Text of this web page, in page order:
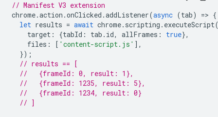
// Manifest V3 extension
chrome.action .onClicked .addListener(async (tab) => {
let results = await chrome. scripting . executeScript
target : {tabId : tab . id, allFrames : true},
files : [ 'content-script.js' ],
});
// results == [
//   {frameId: 0, result: 1},
//   {frameId: 1235, result: 5},
//   {frameId: 1234, result: 0}
// ]